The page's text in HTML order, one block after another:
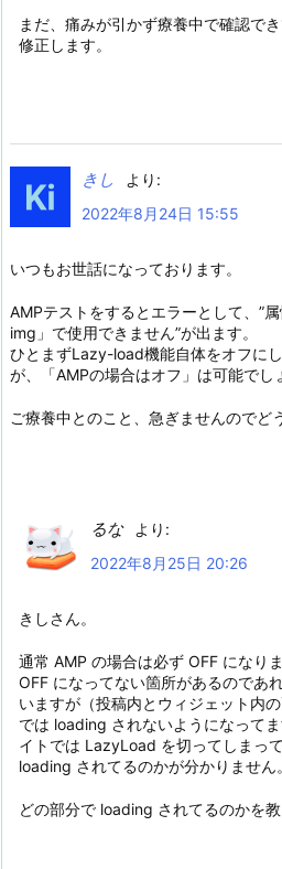
まだ、痛みが引かず療養中で確認で
修正します。
きし
より:
2022年8月24日 15:55
いつもお世話になっております。
AMPテストをするとエラーとして、”
img」で使用できません”が出ます。
ひとまずLazy-load機能自体をオフに
が、「AMPの場合はオフ」は可能でし
ご療養中とのこと、急ぎませんのでど
るな
より:
2022年8月25日 20:26
きしさん。
通常 AMP の場合は必ず OFF になりま
OFF になってない箇所があるのであ
いますが（投稿内とウィジェット内
では loading されないようになって
イトでは LazyLoad を切ってしまっ
loading されてるのかが分かりません。
どの部分で loading されてるのかを教